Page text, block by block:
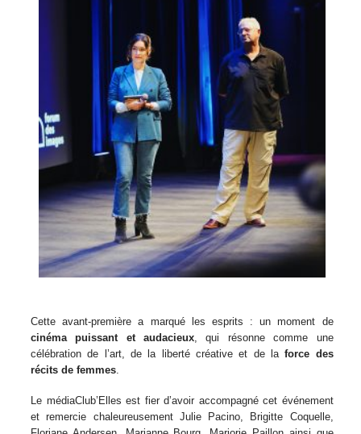
Cette avant-première a marqué les esprits : un moment de
cinéma puissant et audacieux , qui résonne comme une
célébration de l’art, de la liberté créative et de laforce des
récits de femmes
Le médiaClub’Elles est fier d’avoir accompagné cet événement
et remercie chaleureusement Julie Pacino, Brigitte Coquelle,